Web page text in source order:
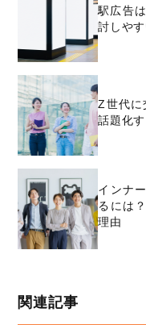
駅広告
討しや
Z世代に
話題化
インナ
るには
理由
関連記事